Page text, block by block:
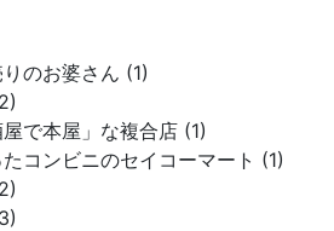
のお婆さん (1)
で本屋」な複合店 (1)
コンビニのセイコーマート (1)